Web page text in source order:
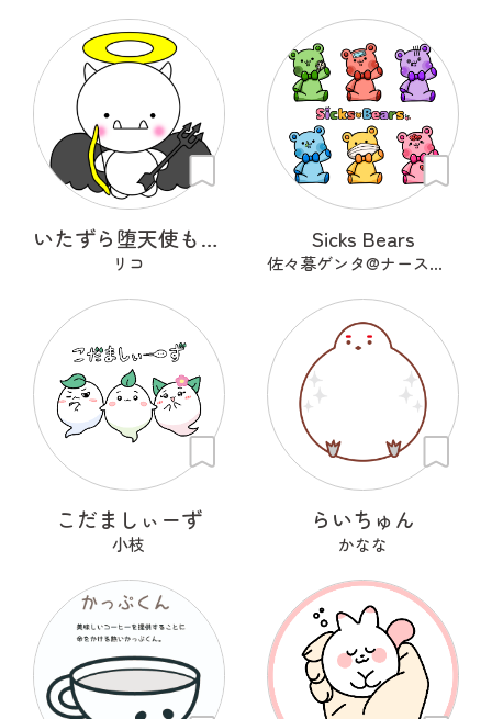
いたずら堕天使もんもん
リコ
Sicks Bears
佐々暮ゲンタ@ナース兼描き
こだましぃーず
小枝
らいちゅん
かなな